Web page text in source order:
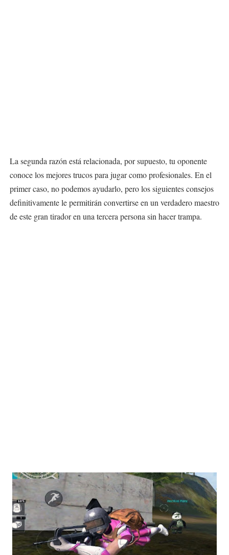
La segunda razón está relacionada, por supuesto, tu oponente
conoce los mejores trucos para jugar como profesionales. En el
primer caso, no podemos ayudarlo, pero los siguientes consejos
definitivamente le permitirán convertirse en un verdadero maestro
de este gran tirador en una tercera persona sin hacer trampa.